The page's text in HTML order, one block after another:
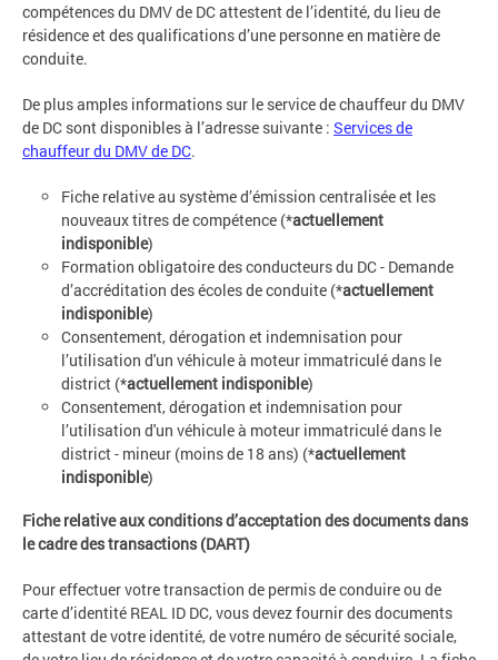
compétences du DMV de DC attestent de l’identité, du lieu de
résidence et des qualifications d’une personne en matière de
conduite.
De plus amples informations sur le service de chauffeur du DMV
de DC sont disponibles à l’adresse suivante : Services de
chauffeur du DMV de DC.
Fiche relative au système d’émission centralisée et les
nouveaux titres de compétence (*actuellement
indisponible)
Formation obligatoire des conducteurs du DC - Demande
d’accréditation des écoles de conduite (*actuellement
indisponible)
Consentement, dérogation et indemnisation pour
l’utilisation d'un véhicule à moteur immatriculé dans le
district (*actuellement indisponible)
Consentement, dérogation et indemnisation pour
l’utilisation d'un véhicule à moteur immatriculé dans le
district - mineur (moins de 18 ans) (*actuellement
indisponible)
Fiche relative aux conditions d’acceptation des documents dans
le cadre des transactions (DART)
Pour effectuer votre transaction de permis de conduire ou de
carte d’identité REAL ID DC, vous devez fournir des documents
attestant de votre identité, de votre numéro de sécurité sociale,